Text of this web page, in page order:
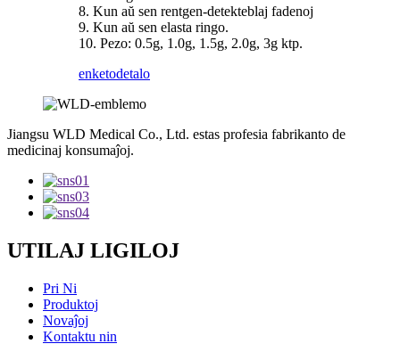
8. Kun aŭ sen rentgen-detekteblaj fadenoj
9. Kun aŭ sen elasta ringo.
10. Pezo: 0.5g, 1.0g, 1.5g, 2.0g, 3g ktp.
enketodetalo
Jiangsu WLD Medical Co., Ltd. estas profesia fabrikanto de
medicinaj konsumaĵoj.
UTILAJ LIGILOJ
Pri Ni
Produktoj
Novaĵoj
Kontaktu nin